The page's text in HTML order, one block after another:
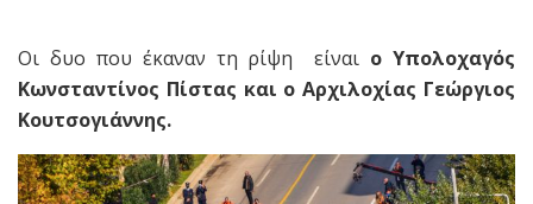
Οι δυο που έκαναν τη ρίψη είναι ο Υπολοχαγός
Κωνσταντίνος Πίστας και ο Αρχιλοχίας Γεώργιος
Κουτσογιάννης.